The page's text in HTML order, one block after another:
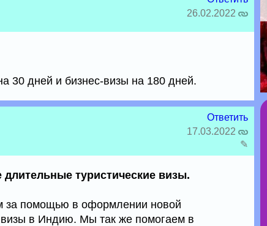
26.02.2022
30 дней и бизнес-визы на 180 дней.
Ответить
17.03.2022
✎
туристические визы.
за помощью в оформлении новой
визы в Индию. Мы так же помогаем в